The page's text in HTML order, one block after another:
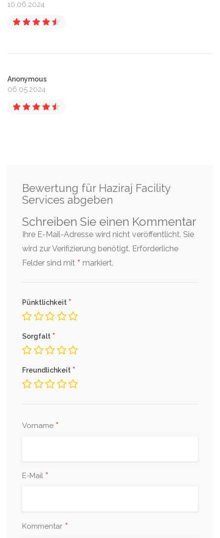
10.06.2024
Anonymous
06.05.2024
Bewertung für Haziraj Facility
Services abgeben
Schreiben Sie einen Kommentar
Ihre E-Mail-Adresse wird nicht veröffentlicht. Sie
wird zur Verifizierung benötigt. Erforderliche
Felder sind mit * markiert.
Pünktlichkeit *
Sorgfalt *
Freundlichkeit *
Vorname *
E-Mail *
Kommentar *